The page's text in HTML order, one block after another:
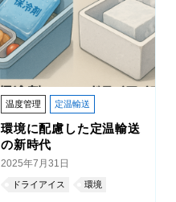
温度管理 定温輸送
環境に配慮した定温輸送
の新時代
2025年7月31日
ドライアイス 環境